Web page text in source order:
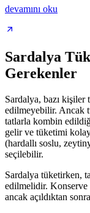
devamını oku
Sardalya
Gerekenler
Sardalya, bazı kişiler
edilmeyebilir. Ancak
tatlarla kombin
gelir ve tüketimi
(hardallı soslu,
seçilebilir.
Sardalya tüketirken,
edilmelidir. Konserve
ancak açıldıktan